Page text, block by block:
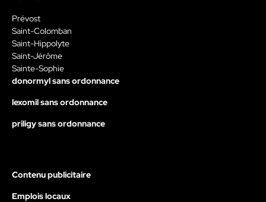
Prévost
Saint-Colomban
Saint-Hippolyte
Saint-Jérôme
Sainte-Sophie
donormyl sans ordonnance
lexomil sans ordonnance
priligy sans ordonnance
Contenu publicitaire
Emplois locaux